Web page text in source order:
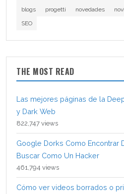
blogs
progetti novedades
SEO
THE MOST READ
Las mejores páginas de la
y Dark Web
822,747 views
Google Dorks Como Encontrar
Buscar Como Un Hacker
461,794 views
Cómo ver videos borrados o